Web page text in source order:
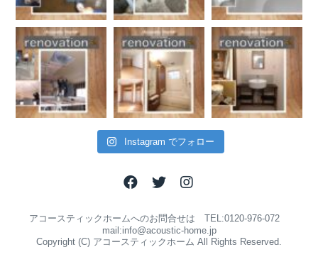
Instagram でフォロー
アコースティックホームへのお問合せは TEL:0120-976-072
mail:info@acoustic-home.jp
Copyright (C) アコースティックホーム All Rights Reserved.